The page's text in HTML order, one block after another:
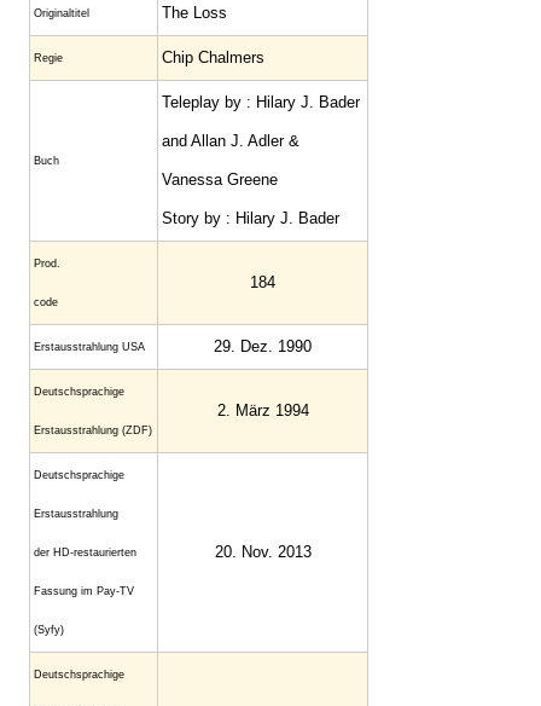
Original­titel The Loss
Regie Chip Chalmers
Buch
Teleplay by : Hilary J. Bader
and Allan J. Adler &
Vanessa Greene
Story by : Hilary J. Bader
Prod.
code
184
Erstaus­strahlung USA 29. Dez. 1990
Deutsch­sprachige
Erstaus­strahlung (ZDF)
2. März 1994
Deutschsprachige
Erstausstrahlung
der HD-restaurierten
Fassung im Pay-TV
(Syfy)
20. Nov. 2013
Deutschsprachige